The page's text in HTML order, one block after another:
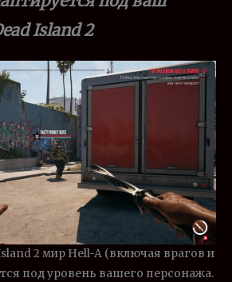
Island 2
2 мир Hell-A (включая врагов и
под уровень вашего персонажа.